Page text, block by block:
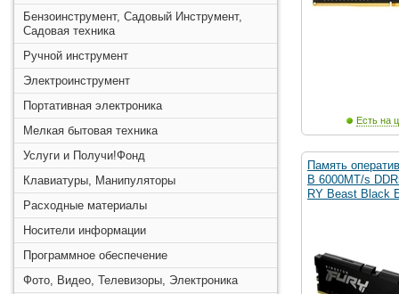
Бензоинструмент, Садовый Инструмент,
Садовая техника
Ручной инструмент
Электроинструмент
Портативная электроника
Мелкая бытовая техника
Услуги и Получи!Фонд
Клавиатуры, Манипуляторы
Расходные материалы
Носители информации
Программное обеспечение
Фото, Видео, Телевизоры, Электроника
Есть на
Память
B 6000MT/s
RY Beast Black